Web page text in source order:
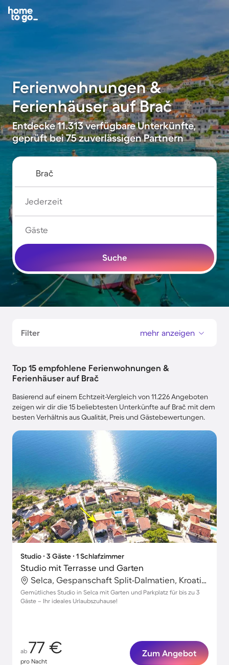
Ferienwohnungen &
Ferienhäuser auf Brač
Entdecke 11.313 verfügbare Unterkünfte,
geprüft bei 75 zuverlässigen Partnern
Jederzeit
Gäste
Suche
Filter mehr anzeigen
Top 15 empfohlene Ferienwohnungen &
Ferienhäuser auf Brač
Basierend auf einem Echtzeit-Vergleich von 11.226 Angeboten
zeigen wir dir die 15 beliebtesten Unterkünfte auf Brač mit dem
besten Verhältnis aus Qualität, Preis und Gästebewertungen.
Studio ∙ 3 Gäste ∙ 1 Schlafzimmer
Studio mit Terrasse und Garten
Selca, Gespanschaft Split-Dalmatien, Kroatien
Gemütliches Studio in Selca mit Garten und Parkplatz für bis zu 3
Gäste – Ihr ideales Urlaubszuhause!
ab 77 €
pro Nacht
Zum Angebot